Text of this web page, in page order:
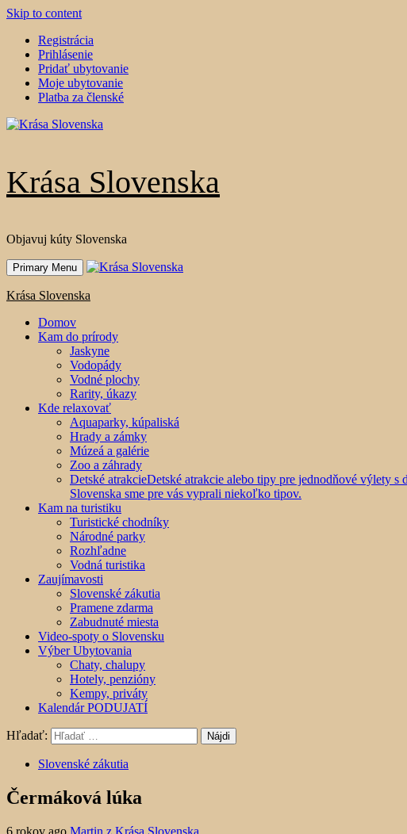
Skip to content
Registrácia
Prihlásenie
Pridať ubytovanie
Moje ubytovanie
Platba za členské
Krása Slovenska
Objavuj kúty Slovenska
Primary Menu
Krása Slovenska
Domov
Kam do prírody
Jaskyne
Vodopády
Vodné plochy
Rarity, úkazy
Kde relaxovať
Aquaparky, kúpaliská
Hrady a zámky
Múzeá a galérie
Zoo a záhrady
Detské atrakcieDetské atrakcie alebo tipy pre jednodňové výlety
Slovenska sme pre vás vyprali niekoľko tipov.
Kam na turistiku
Turistické chodníky
Národné parky
Rozhľadne
Vodná turistika
Zaujímavosti
Slovenské zákutia
Pramene zdarma
Zabudnuté miesta
Video-spoty o Slovensku
Výber Ubytovania
Chaty, chalupy
Hotely, penzióny
Kempy, priváty
Kalendár PODUJATÍ
Hľadať:
Slovenské zákutia
Čermáková lúka
6 rokov ago Martin z Krása Slovenska